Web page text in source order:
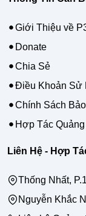
Giới Thiệu về
Donate
Chia Sẻ
Điều Khoản Sử
Chính Sách
Hợp Tác
Liên Hệ - Hợp
Thống Nhất,
Nguyễn Khắc